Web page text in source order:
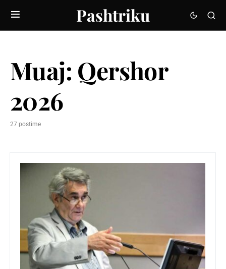
Pashtriku
Muaj: Qershor
2026
27 postime